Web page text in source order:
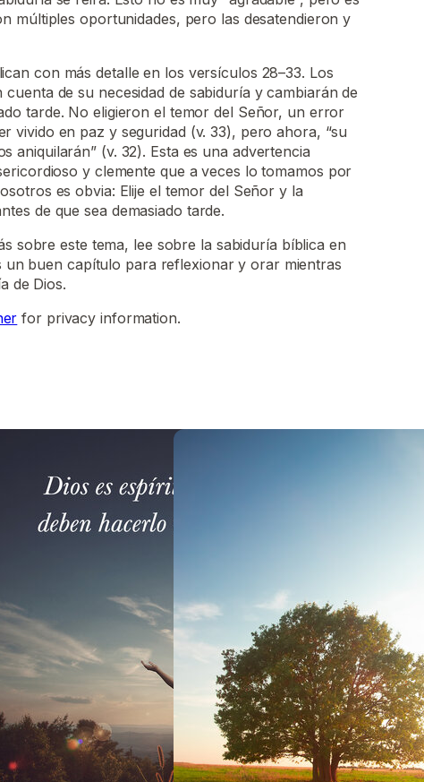
múltiples oportunidades, pero las desatendieron y
con más detalle en los versículos 28–33. Los
de su necesidad de sabiduría y cambiarán de
tarde. No eligieron el temor del Señor, un error
vivido en paz y seguridad (v. 33), pero ahora, “su
aniquilarán” (v. 32). Esta es una advertencia
y clemente que a veces lo tomamos por
es obvia: Elije el temor del Señor y la
de que sea demasiado tarde.
sobre este tema, lee sobre la sabiduría bíblica en
un buen capítulo para reflexionar y orar mientras
de Dios.
for privacy information.